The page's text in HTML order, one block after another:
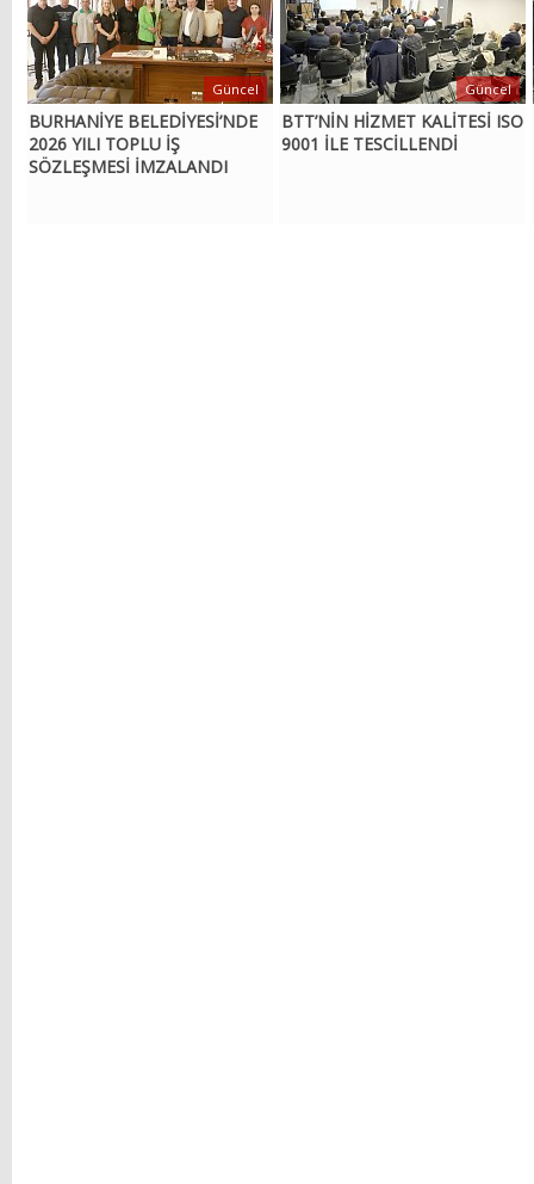
BURHANİYE BELEDİYESİ’NDE
2026 YILI TOPLU İŞ
SÖZLEŞMESİ İMZALANDI
Güncel
BTT’NİN HİZMET KALİTESİ ISO
9001 İLE TESCİLLENDİ
Güncel